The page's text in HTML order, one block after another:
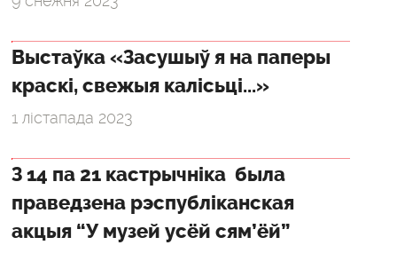
Выстаўка «Засушыў я на паперы
краскі, свежыя калісьці...»
1 лістапада 2023
З 14 па 21 кастрычніка была
праведзена рэспубліканская
акцыя “У музей усёй сям’ёй”